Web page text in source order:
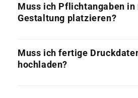
Muss ich Pflichtangaben in
Gestaltung platzieren?
Muss ich fertige
hochladen?